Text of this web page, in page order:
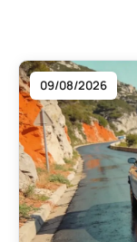
09/08/2026